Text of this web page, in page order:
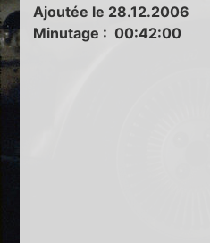
Ajoutée le 28.12.2006
Minutage : 00:42:00